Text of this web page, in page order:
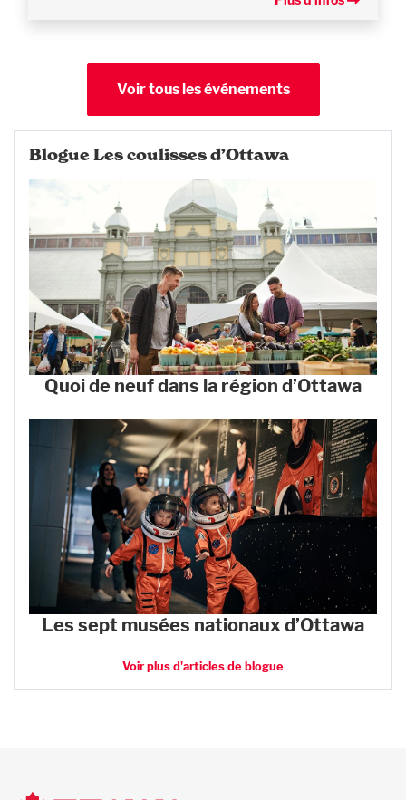
Voir tous les événements
Blogue Les coulisses d’Ottawa
Quoi de neuf dans la région d’Ottawa
Les sept musées nationaux d’Ottawa
Voir plus d'articles de blogue